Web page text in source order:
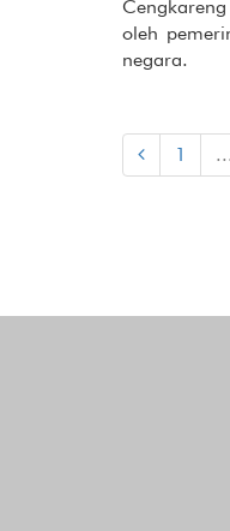
oleh
negara.
1 ...